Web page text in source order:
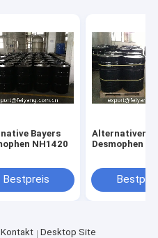
Bayers
NH1420
Bestpreis
Alternativen
Desmophen
Kontakt Desktop Site